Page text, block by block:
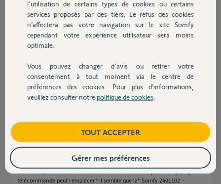
Autres produits
Devis avec un pro
Contact
Participer au fil de discussion
Réponses
Bonne journée
télécommande peut remplacer? Il semble que la" Somfy 2401102 -
l'utilisation de certains types de cookies ou certains
services proposés par des tiers. Le refus des cookies
n’affectera pas votre navigation sur le site Somfy
cependant votre expérience utilisateur sera moins
optimale.
Vous pouvez changer d'avis ou retirer votre
consentement à tout moment via le centre de
préférences des cookies. Pour plus d’informations,
veuillez consulter notre politique de cookies
TOUT ACCEPTER
Gérer mes préférences